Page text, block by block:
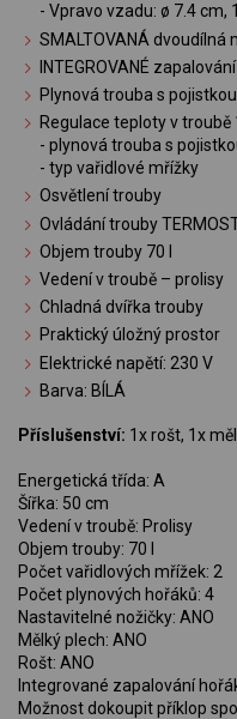
- Vpravo vzadu: ø 7.4 cm,
SMALTOVANÁ dvoudílná
INTEGROVANÉ
Plynová trouba s
Regulace teploty v troubě
- plynová trouba s
- typ vařidlové mřížky
Osvětlení trouby
Ovládání trouby
Objem trouby 70 l
Vedení v troubě – prolisy
Chladná dvířka trouby
Praktický úložný prostor
Elektrické napětí: 230 V
Barva: BÍLÁ
Příslušenství: 1x rošt, 1x
Energetická třída: A
Šířka: 50 cm
Vedení v troubě: Prolisy
Objem trouby: 70 l
Počet vařidlových mřížek: 2
Počet plynových hořáků: 4
Nastavitelné nožičky: ANO
Mělký plech: ANO
Rošt: ANO
Integrované zapalování
Možnost dokoupit příklop